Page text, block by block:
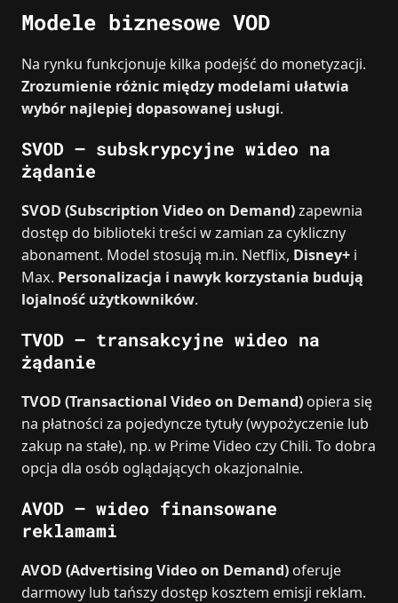
Modele biznesowe VOD
Na rynku funkcjonuje kilka podejść do monetyzacji.
Zrozumienie różnic między modelami ułatwia
wybór najlepiej dopasowanej usługi.
SVOD – subskrypcyjne wideo na
żądanie
SVOD (Subscription Video on Demand)zapewnia
dostęp do biblioteki treści w zamian za cykliczny
abonament. Model stosują m.in. Netflix, Disney+ i
Max. Personalizacja i nawyk korzystania budują
lojalność użytkowników.
TVOD – transakcyjne wideo na
żądanie
TVOD (Transactional Video on Demand) opiera się
na płatności za pojedyncze tytuły (wypożyczenie lub
zakup na stałe), np. w Prime Video czy Chili. To dobra
opcja dla osób oglądających okazjonalnie.
AVOD – wideo finansowane
reklamami
AVOD (Advertising Video on Demand) oferuje
darmowy lub tańszy dostęp kosztem emisji reklam.